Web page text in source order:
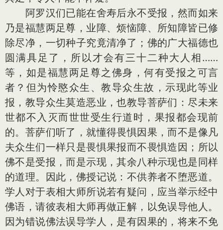
阿罗汉们已能在舍寿后永不受报，然而如来
乃是福慧两足尊，业障、烦恼障、所知障皆已修
除尽净，一切种子究竟清净了；佛的广大福德也
圆满具足了，所以才会有三十二种大人相……
等，如是福慧两足尊之佛身，何有受报之可言
者？但为怜愍众生、教导众生故，示现此等业
报，教导众生莫造恶业，也教导菩萨们：尽未来
世都不入灭而世世受生行道时，果报都会现前
的。菩萨们听了，就懂得畏惧因果，而不是像凡
夫众生们一样只是畏惧果报而不畏惧造因；所以
佛不是受报，而是示现，其余八种示现也是同样
的道理。因此，佛授记说：不供养者不堕恶道。
学人对于表相大师所说若有疑问，应当举示经中
佛语，请彼表相大师再做正解，以免误导他人。
因为错说佛法误导学人，是有因果的，将来不免